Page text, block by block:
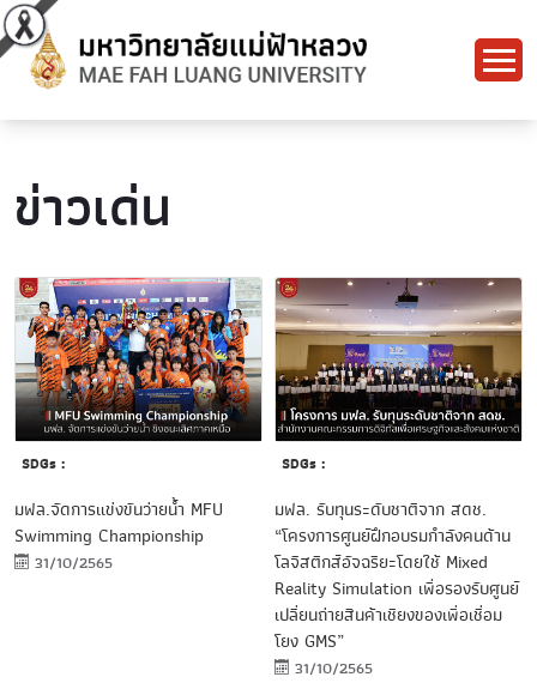
ข่าวเด่น
SDGs :
มฟล.จัดการแข่งขันว่ายน้ำ MFU
Swimming Championship
31/10/2565
SDGs :
มฟล. รับทุนระดับชาติจาก สดช.
“โครงการศูนย์ฝึกอบรมกำลังคนด้าน
โลจิสติกส์อัจฉริยะโดยใช้ Mixed
Reality Simulation เพื่อรองรับศูนย์
เปลี่ยนถ่ายสินค้าเชียงของเพื่อเชื่อม
โยง GMS”
31/10/2565